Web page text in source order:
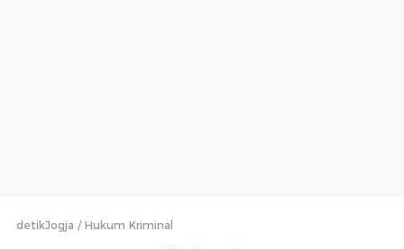
detikJogja Hukum Kriminal